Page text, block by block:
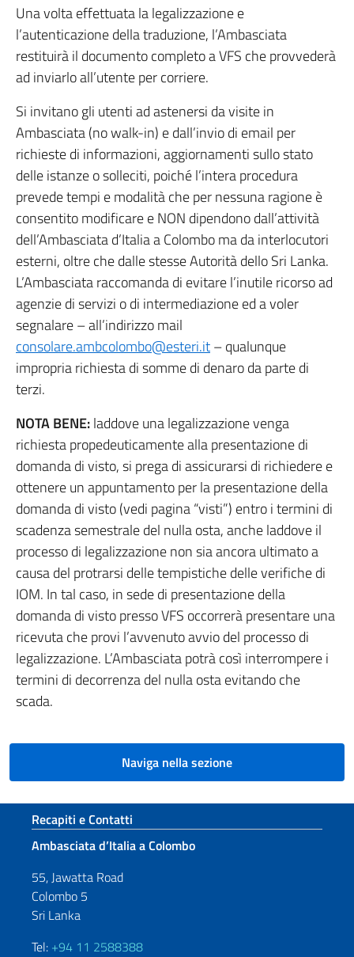
Una volta effettuata la legalizzazione e
l’autenticazione della traduzione, l’Ambasciata
restituirà il documento completo a VFS che provvederà
ad inviarlo all’utente per corriere.
Si invitano gli utenti ad astenersi da visite in
Ambasciata (no walk-in) e dall’invio di email per
richieste di informazioni, aggiornamenti sullo stato
delle istanze o solleciti, poiché l’intera procedura
prevede tempi e modalità che per nessuna ragione è
consentito modificare e NON dipendono dall’attività
dell’Ambasciata d’Italia a Colombo ma da interlocutori
esterni, oltre che dalle stesse Autorità dello Sri Lanka.
L’Ambasciata raccomanda di evitare l’inutile ricorso ad
agenzie di servizi o di intermediazione ed a voler
segnalare – all’indirizzo mail
consolare.ambcolombo@esteri.it– qualunque
impropria richiesta di somme di denaro da parte di
terzi.
NOTA BENE:laddove una legalizzazione venga
richiesta propedeuticamente alla presentazione di
domanda di visto, si prega di assicurarsi di richiedere e
ottenere un appuntamento per la presentazione della
domanda di visto (vedi pagina “visti”) entro i termini di
scadenza semestrale del nulla osta, anche laddove il
processo di legalizzazione non sia ancora ultimato a
causa del protrarsi delle tempistiche delle verifiche di
IOM. In tal caso, in sede di presentazione della
domanda di visto presso VFS occorrerà presentare una
ricevuta che provi l’avvenuto avvio del processo di
legalizzazione. L’Ambasciata potrà così interrompere i
termini di decorrenza del nulla osta evitando che
scada.
Naviga nella sezione
Sezione footer
Recapiti e Contatti
Ambasciata d’Italia a Colombo
55, Jawatta Road
Colombo 5
Sri Lanka
Tel: +94 11 2588388